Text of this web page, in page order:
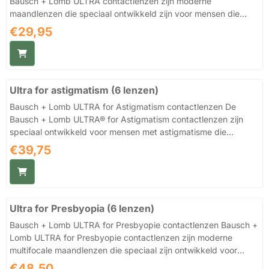
maandlenzen die speciaal ontwikkeld zijn voor mensen die
hoge eisen stellen aan draagcomfort, scherp zicht en
ooggezondheid. Dankzij de innovatieve MoistureSeal™
technologie blijven deze lenzen langdurig vochtig en
comfortabel, zelfs tijdens intensief gebruik van digitale
ontworpen om droge ogen te verminderen en een stabiel
draagcomfort te bieden gedurende de hele dag. Idea...
Prijs: 29,95
€29,95
Ultra for astigmatism (6 lenzen)
Bausch + Lomb ULTRA for Astigmatism contactlenzen De
Bausch + Lomb ULTRA® for Astigmatism contactlenzen zijn
speciaal ontwikkeld voor mensen met astigmatisme die
behoefte hebben aan stabiel, helder en comfortabel zicht
gedurende de hele dag. Deze moderne torische maandlenzen
combineren geavanceerde optische technologie met langdurig
draagcomfort, waardoor ze ideaal zijn voor intensief gebruik,
levensstijl. Dankzij de innovatieve MoistureSeal technologie
blijven de lenzen tot...
Prijs: 39,75
€39,75
Ultra for Presbyopia (6 lenzen)
Bausch + Lomb ULTRA for Presbyopie contactlenzen Bausch +
Lomb ULTRA for Presbyopie contactlenzen zijn moderne
multifocale maandlenzen die speciaal zijn ontwikkeld voor
mensen met ouderdomsverziendheid (presbyopie). Deze
Prijs: 48,50